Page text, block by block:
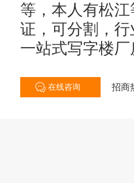
等，本人有松
证，可分割，
一站式写字楼
在线咨询 招商